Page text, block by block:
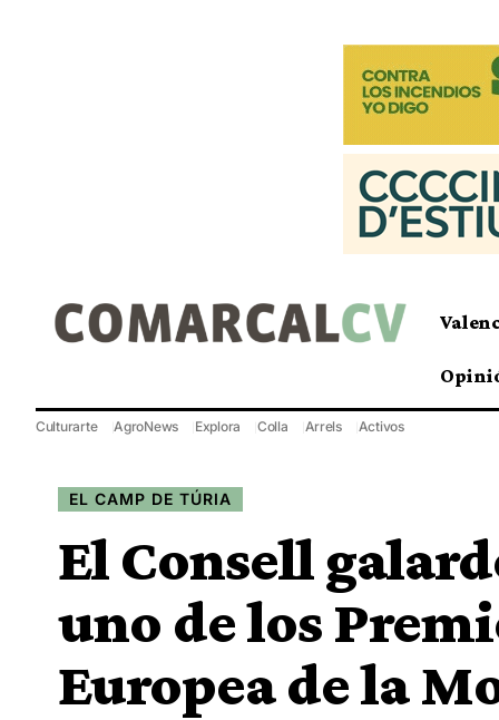
Culturarte AgroNews Explora Colla Arrels Activos
EL CAMP DE TÚRIA
El Consell
uno de los
Europea de la